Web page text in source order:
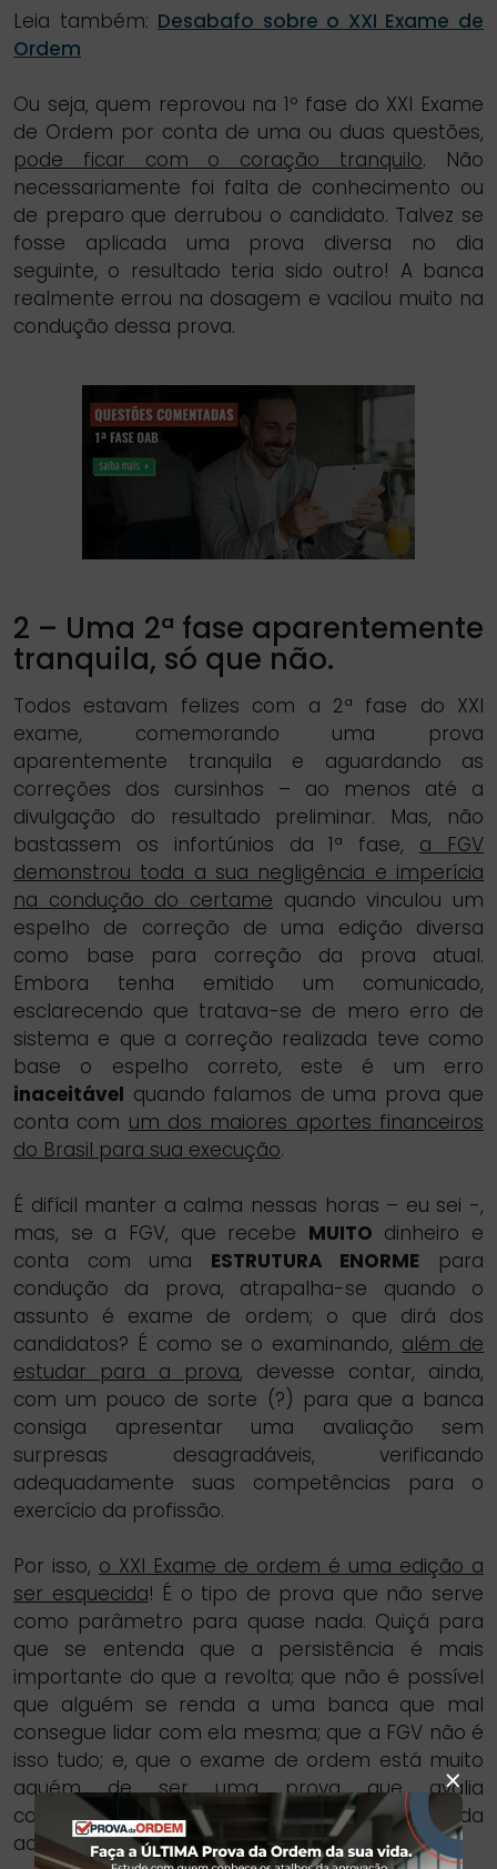
Leia também: Desabafo sobre o XXI Exame de
Ordem
Ou seja, quem reprovou na 1º fase do XXI Exame
de Ordem por conta de uma ou duas questões,
pode ficar com o coração tranquilo. Não
necessariamente foi falta de conhecimento ou
de preparo que derrubou o candidato. Talvez se
fosse aplicada uma prova diversa no dia
seguinte, o resultado teria sido outro! A banca
realmente errou na dosagem e vacilou muito na
condução dessa prova.
2 – Uma 2ª fase aparentemente
tranquila, só que não.
Todos estavam felizes com a 2ª fase do XXI
exame, comemorando uma prova
aparentemente tranquila e aguardando as
correções dos cursinhos – ao menos até a
divulgação do resultado preliminar. Mas, não
bastassem os infortúnios da 1ª fase, a FGV
demonstrou toda a sua negligência e imperícia
na condução do certame quando vinculou um
espelho de correção de uma edição diversa
como base para correção da prova atual.
Embora tenha emitido um comunicado,
esclarecendo que tratava-se de mero erro de
sistema e que a correção realizada teve como
base o espelho correto, este é um erro
inaceitável quando falamos de uma prova que
conta com um dos maiores aportes financeiros
do Brasil para sua execução.
É difícil manter a calma nessas horas – eu sei -,
mas, se a FGV, que recebe MUITO dinheiro e
conta com uma ESTRUTURA ENORME para
condução da prova, atrapalha-se quando o
assunto é exame de ordem; o que dirá dos
candidatos? É como se o examinando, além de
estudar para a prova, devesse contar, ainda,
com um pouco de sorte (?) para que a banca
consiga apresentar uma avaliação sem
surpresas desagradáveis, verificando
adequadamente suas competências para o
exercício da profissão.
Por isso, o XXI Exame de ordem é uma edição a
ser esquecida! É o tipo de prova que não serve
como parâmetro para quase nada. Quiçá para
que se entenda que a persistência é mais
importante do que a revolta; que não é possível
que alguém se renda a uma banca que mal
consegue lidar com ela mesma; que a FGV não é
isso tudo; e, que o exame de ordem está muito
aquém de ser uma prova que avalia
corretamente o candidato para o exercício da
advocacia.
×